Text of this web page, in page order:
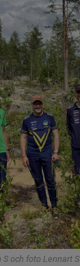
S och foto Lennart S